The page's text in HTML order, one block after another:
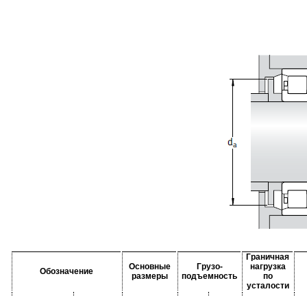
Обозначение
Основные
размеры
Грузо-
подъемность
Граничная
нагрузка
по
усталости